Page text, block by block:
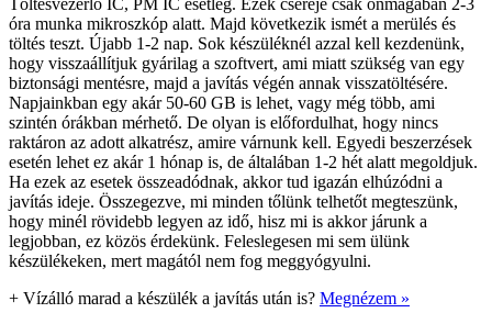
óra munka mikroszkóp alatt. Majd következik ismét a merülés és
töltés teszt. Újabb 1-2 nap. Sok készüléknél azzal kell kezdenünk,
hogy visszaállítjuk gyárilag a szoftvert, ami miatt szükség van egy
biztonsági mentésre, majd a javítás végén annak visszatöltésére.
Napjainkban egy akár 50-60 GB is lehet, vagy még több, ami
szintén órákban mérhető. De olyan is előfordulhat, hogy nincs
raktáron az adott alkatrész, amire várnunk kell. Egyedi beszerzések
esetén lehet ez akár 1 hónap is, de általában 1-2 hét alatt megoldjuk.
Ha ezek az esetek összeadódnak, akkor tud igazán elhúzódni a
javítás ideje. Összegezve, mi minden tőlünk telhetőt megteszünk,
hogy minél rövidebb legyen az idő, hisz mi is akkor járunk a
legjobban, ez közös érdekünk. Feleslegesen mi sem ülünk
készülékeken, mert magától nem fog meggyógyulni.
+ Vízálló marad a készülék a javítás után is? Megnézem »